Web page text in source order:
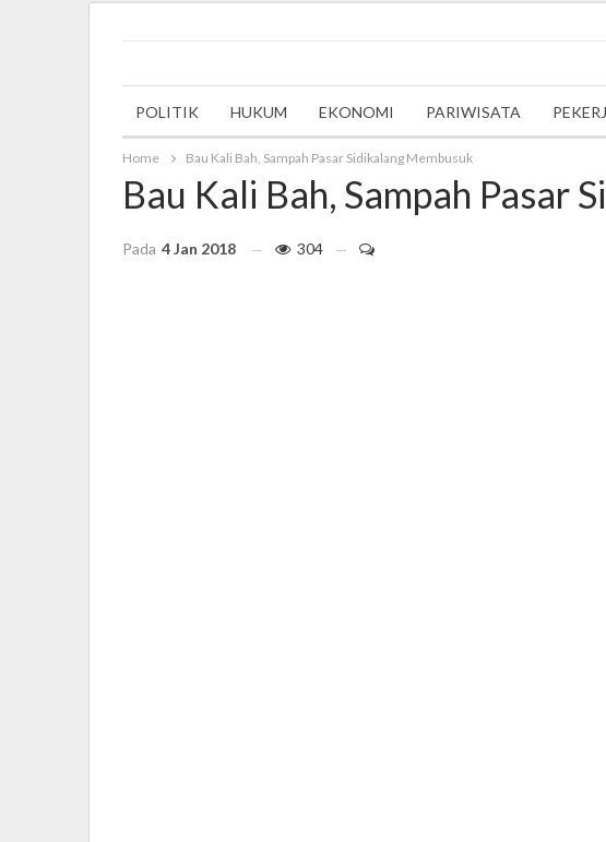
POLITIK HUKUM EKONOMI PARIWISATA
Home Bau Kali Bah, Sampah Pasar Sidikalang Membusuk
Bau Kali Bah, Sampah Pasar
Pada 4 Jan 2018 304